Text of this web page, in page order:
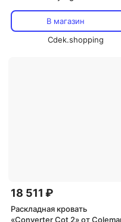
В магазин
Cdek.shopping
18 511 ₽
Раскладная кровать
«Converter Cot 2» от